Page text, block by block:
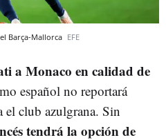
Barça-Mallorca EFE
a Monaco en calidad de
español no reportará
el club azulgrana. Sin
tendrá la opción de